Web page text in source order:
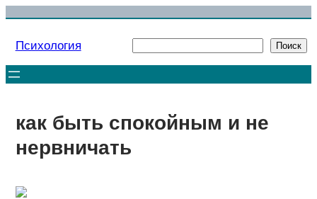
Перейти
Психология Поиск
как быть спокойным и не
нервничать